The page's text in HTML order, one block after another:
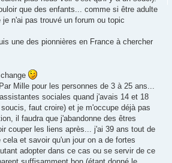
que des enfants... comme si être adulte
n'ai pas trouvé un forum ou topic
une des pionnières en France à chercher
Mille pour les personnes de 3 à 25 ans...
sociales quand j'avais 14 et 18
faut croire) et je m'occupe déjà pas
il faudra que j'abandonne des êtres
couper les liens après... j'ai 39 ans tout de
et savoir qu'un jour on a de fortes
adopter dans ce cas ou se servir de ce